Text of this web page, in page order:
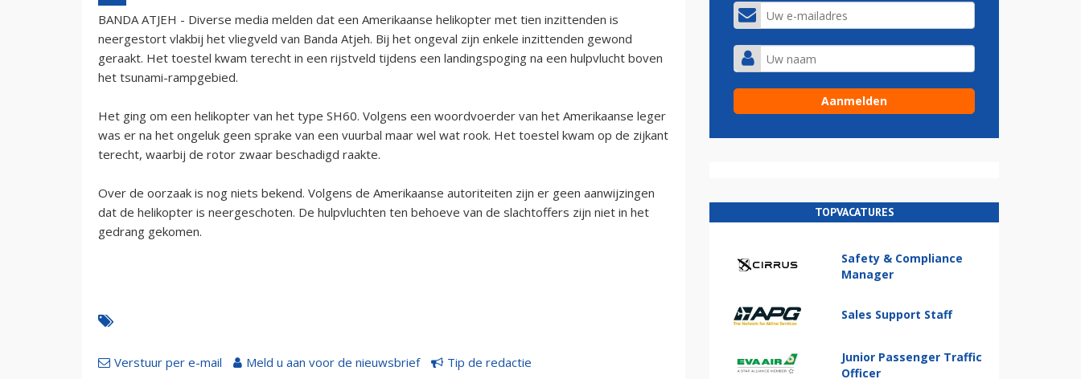
BANDA ATJEH - Diverse media melden dat een Amerikaanse helikopter met tien inzittenden is
neergestort vlakbij het vliegveld van Banda Atjeh. Bij het ongeval zijn enkele inzittenden gewond
geraakt. Het toestel kwam terecht in een rijstveld tijdens een landingspoging na een hulpvlucht boven
het tsunami-rampgebied.
Het ging om een helikopter van het type SH60. Volgens een woordvoerder van het Amerikaanse leger
was er na het ongeluk geen sprake van een vuurbal maar wel wat rook. Het toestel kwam op de zijkant
terecht, waarbij de rotor zwaar beschadigd raakte.
Over de oorzaak is nog niets bekend. Volgens de Amerikaanse autoriteiten zijn er geen aanwijzingen
dat de helikopter is neergeschoten. De hulpvluchten ten behoeve van de slachtoffers zijn niet in het
gedrang gekomen.
Verstuur per e-mail Meld u aan voor de nieuwsbrief Tip de redactie
TOPVACATURES
Safety & Compliance
Manager
Sales Support Staff
Junior Passenger Traffic
Officer